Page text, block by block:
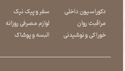
دکوراسیون داخلی
مراقبت روان
​​​​​​​خوراکی و نوشیدنی
سفر و پیک نیک
لوازم مصرفی روزانه
​​​​​​​البسه و پوشاک